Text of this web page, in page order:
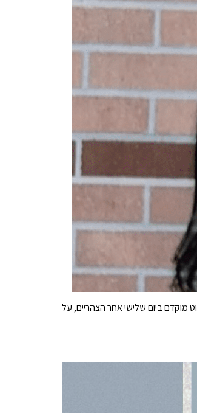
מוקדם ביום שלישי אחר הצהריים, על